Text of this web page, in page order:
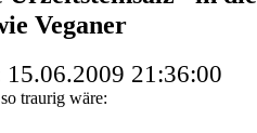
Veganer
15.06.2009 21:36:00
traurig wäre: